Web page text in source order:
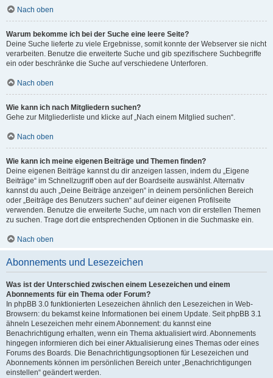
Nach oben
Warum bekomme ich bei der Suche eine leere Seite?
Deine Suche lieferte zu viele Ergebnisse, somit konnte der Webserver sie nicht
verarbeiten. Benutze die erweiterte Suche und gib spezifischere Suchbegriffe
ein oder beschränke die Suche auf verschiedene Unterforen.
Nach oben
Wie kann ich nach Mitgliedern suchen?
Gehe zur Mitgliederliste und klicke auf „Nach einem Mitglied suchen“.
Nach oben
Wie kann ich meine eigenen Beiträge und Themen finden?
Deine eigenen Beiträge kannst du dir anzeigen lassen, indem du „Eigene
Beiträge“ im Schnellzugriff oben auf der Boardseite auswählst. Alternativ
kannst du auch „Deine Beiträge anzeigen“ in deinem persönlichen Bereich
oder „Beiträge des Benutzers suchen“ auf deiner eigenen Profilseite
verwenden. Benutze die erweiterte Suche, um nach von dir erstellen Themen
zu suchen. Trage dort die entsprechenden Optionen in die Suchmaske ein.
Nach oben
Abonnements und Lesezeichen
Was ist der Unterschied zwischen einem Lesezeichen und einem
Abonnements für ein Thema oder Forum?
In phpBB 3.0 funktionierten Lesezeichen ähnlich den Lesezeichen in Web-
Browsern: du bekamst keine Informationen bei einem Update. Seit phpBB 3.1
ähneln Lesezeichen mehr einem Abonnement: du kannst eine
Benachrichtigung erhalten, wenn ein Thema aktualisiert wird. Abonnements
hingegen informieren dich bei einer Aktualisierung eines Themas oder eines
Forums des Boards. Die Benachrichtigungsoptionen für Lesezeichen und
Abonnements können im persönlichen Bereich unter „Benachrichtigungen
einstellen“ geändert werden.